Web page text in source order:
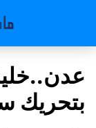
بتحريك